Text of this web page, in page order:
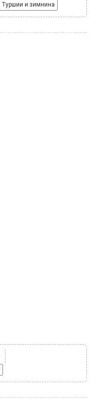
Туршии и зимнина